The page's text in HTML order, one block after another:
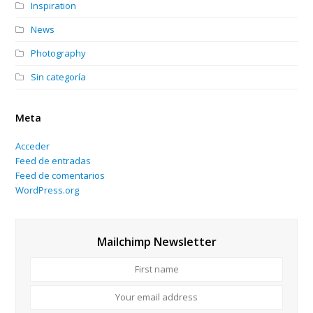
Inspiration
News
Photography
Sin categoría
Meta
Acceder
Feed de entradas
Feed de comentarios
WordPress.org
Mailchimp Newsletter